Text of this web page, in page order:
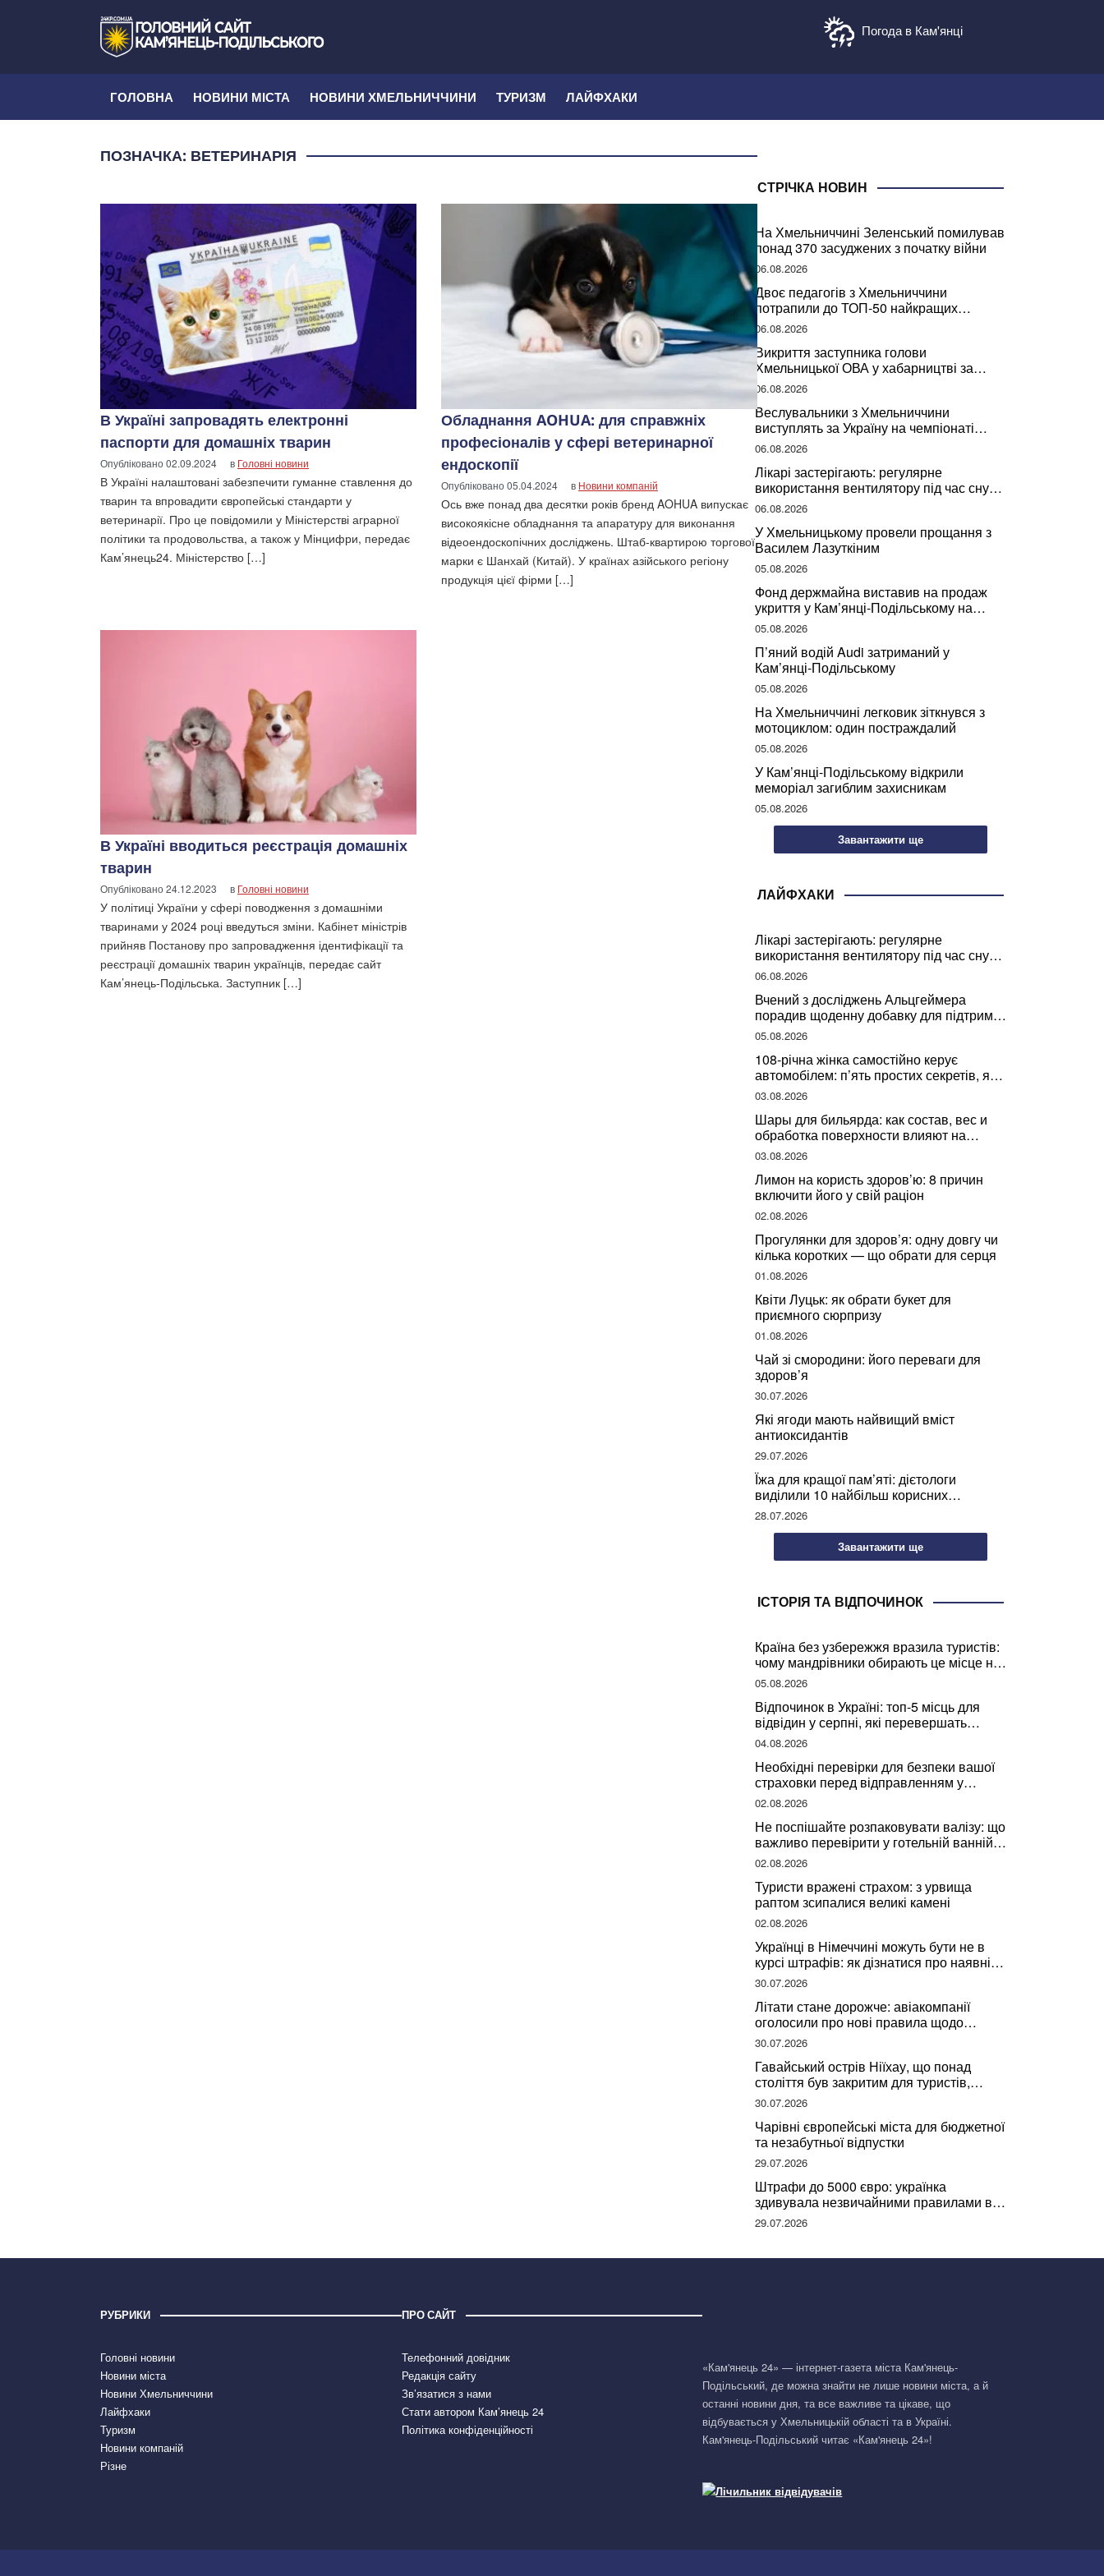
Погода в Кам'янці
ГОЛОВНА НОВИНИ МІСТА НОВИНИ ХМЕЛЬНИЧЧИНИ ТУРИЗМ ЛАЙФХАКИ
ПОЗНАЧКА: ВЕТЕРИНАРІЯ
В Україні запровадять електронні
паспорти для домашніх тварин
Опубліковано02.09.2024 в Головні новини
В Україні налаштовані забезпечити гуманне ставлення до
тварин та впровадити європейські стандарти у
ветеринарії. Про це повідомили у Міністерстві аграрної
політики та продовольства, а також у Мінцифри, передає
Кам’янець24. Міністерство […]
Обладнання AOHUA: для справжніх
професіоналів у сфері ветеринарної
ендоскопії
Опубліковано05.04.2024 в Новини компаній
Ось вже понад два десятки років бренд AOHUA випускає
високоякісне обладнання та апаратуру для виконання
відеоендоскопічних досліджень. Штаб-квартирою торгової
марки є Шанхай (Китай). У країнах азійського регіону
продукція цієї фірми […]
В Україні вводиться реєстрація домашніх
тварин
Опубліковано24.12.2023 в Головні новини
У політиці України у сфері поводження з домашніми
тваринами у 2024 році введуться зміни. Кабінет міністрів
прийняв Постанову про запровадження ідентифікації та
реєстрації домашніх тварин українців, передає сайт
Кам’янець-Подільська. Заступник […]
СТРІЧКА НОВИН
На Хмельниччині Зеленський помилував
понад 370 засуджених з початку війни
06.08.2026
Двоє педагогів з Хмельниччини
потрапили до ТОП-50 найкращих
учителів України
06.08.2026
Викриття заступника голови
Хмельницької ОВА у хабарництві за
підписання контрактів на ремонт доріг
06.08.2026
Веслувальники з Хмельниччини
виступлять за Україну на чемпіонаті
світу
06.08.2026
Лікарі застерігають: регулярне
використання вентилятору під час сну
може негативно вплинути на ваше
здоров’я
06.08.2026
У Хмельницькому провели прощання з
Василем Лазуткіним
05.08.2026
Фонд держмайна виставив на продаж
укриття у Кам’янці-Подільському на
Хмельниччині
05.08.2026
П’яний водій Audi затриманий у
Кам’янці-Подільському
05.08.2026
На Хмельниччині легковик зіткнувся з
мотоциклом: один постраждалий
05.08.2026
У Кам’янці-Подільському відкрили
меморіал загиблим захисникам
05.08.2026
Завантажити ще
ЛАЙФХАКИ
Лікарі застерігають: регулярне
використання вентилятору під час сну
може негативно вплинути на ваше
здоров’я
06.08.2026
Вчений з досліджень Альцгеймера
порадив щоденну добавку для підтримки
мозкової діяльності
05.08.2026
108-річна жінка самостійно керує
автомобілем: п’ять простих секретів, які
допомогли їй дожити до століття
03.08.2026
Шары для бильярда: как состав, вес и
обработка поверхности влияют на
динамику игры
03.08.2026
Лимон на користь здоров’ю: 8 причин
включити його у свій раціон
02.08.2026
Прогулянки для здоров’я: одну довгу чи
кілька коротких — що обрати для серця
01.08.2026
Квіти Луцьк: як обрати букет для
приємного сюрпризу
01.08.2026
Чай зі смородини: його переваги для
здоров’я
30.07.2026
Які ягоди мають найвищий вміст
антиоксидантів
29.07.2026
Їжа для кращої пам’яті: дієтологи
виділили 10 найбільш корисних
продуктів
28.07.2026
Завантажити ще
ІСТОРІЯ ТА ВІДПОЧИНОК
Країна без узбережжя вразила туристів:
чому мандрівники обирають це місце на
відпочинок
05.08.2026
Відпочинок в Україні: топ-5 місць для
відвідин у серпні, які перевершать
закордонні враження
04.08.2026
Необхідні перевірки для безпеки вашої
страховки перед відправленням у
подорож
02.08.2026
Не поспішайте розпаковувати валізу: що
важливо перевірити у готельній ванній
за словами досвідченої мандрівниці
02.08.2026
Туристи вражені страхом: з урвища
раптом зсипалися великі камені
02.08.2026
Українці в Німеччині можуть бути не в
курсі штрафів: як дізнатися про наявні
борги
30.07.2026
Літати стане дорожче: авіакомпанії
оголосили про нові правила щодо
вибору місць
30.07.2026
Гавайський острів Ніїхау, що понад
століття був закритим для туристів,
починає приймати перших відвідувачів
30.07.2026
Чарівні європейські міста для бюджетної
та незабутньої відпустки
29.07.2026
Штрафи до 5000 євро: українка
здивувала незвичайними правилами в
Німеччині та поділилася правдою
29.07.2026
РУБРИКИ
Головні новини
Новини міста
Новини Хмельниччини
Лайфхаки
Туризм
Новини компаній
Різне
ПРО САЙТ
Телефонний довідник
Редакція сайту
Зв’язатися з нами
Стати автором Кам’янець 24
Політика конфіденційності
«Кам'янець 24» — інтернет-газета міста Кам'янець-
Подільський, де можна знайти не лише новини міста, а й
останні новини дня, та все важливе та цікаве, що
відбувається у Хмельницькій області та в Україні.
Кам'янець-Подільський читає «Кам'янець 24»!